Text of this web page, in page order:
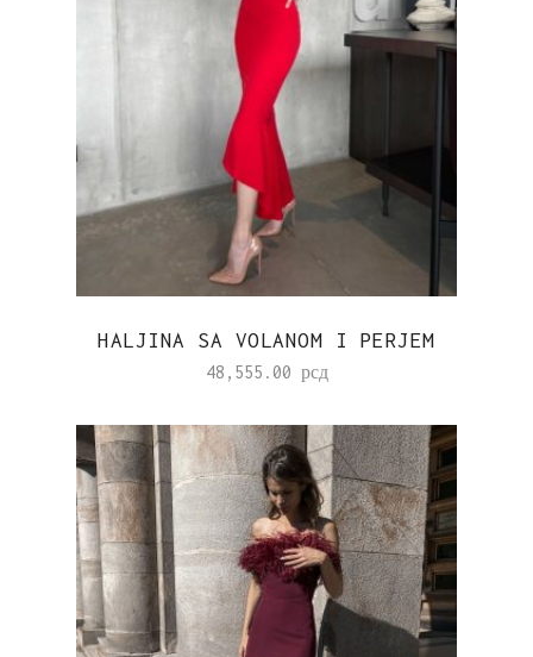
HALJINA SA VOLANOM I PERJEM
48,555.00 рсд